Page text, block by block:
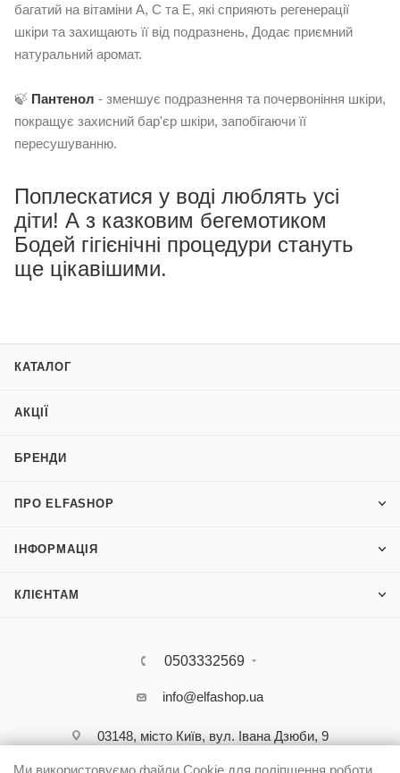
багатий на вітаміни А, С та Е, які сприяють регенерації
шкіри та захищають її від подразнень, Додає приємний
натуральний аромат.
🍃 Пантенол - зменшує подразнення та почервоніння шкіри,
покращує захисний бар'єр шкіри, запобігаючи її
пересушуванню.
Поплескатися у воді люблять усі
діти! А з казковим бегемотиком
Бодей гігієнічні процедури стануть
ще цікавішими.
КАТАЛОГ
АКЦІЇ
БРЕНДИ
ПРО ELFASHOP
ІНФОРМАЦІЯ
КЛІЄНТАМ
0503332569
info@elfashop.ua
03148, місто Київ, вул. Івана Дзюби, 9
Ми використовуємо файли Cookie для поліпшення роботи,